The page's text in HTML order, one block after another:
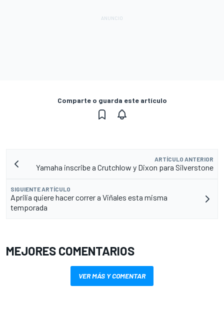
Comparte o guarda este artículo
ARTÍCULO ANTERIOR
Yamaha inscribe a Crutchlow y Dixon para Silverstone
SIGUIENTE ARTÍCULO
Aprilia quiere hacer correr a Viñales esta misma
temporada
MEJORES COMENTARIOS
VER MÁS Y COMENTAR